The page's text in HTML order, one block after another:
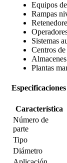
Equipos
Rampas
Sistemas
Centros
Plantas
Característica
Número de
parte
Tipo
Diámetro